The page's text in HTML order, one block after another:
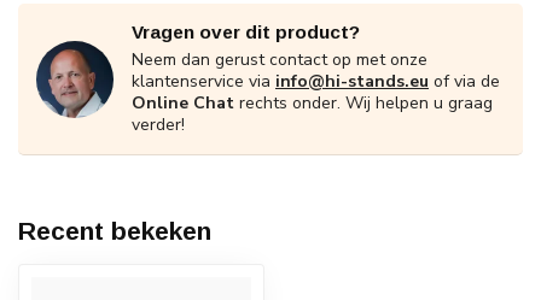
Vragen over dit product?
Neem dan gerust contact op met onze
klantenservice via info@hi-stands.eu of via de
Online Chat rechts onder. Wij helpen u graag
verder!
Recent bekeken